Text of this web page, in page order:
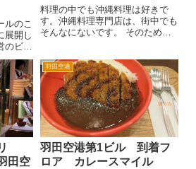
ルのこ
展開し
ビー
屋に
とか
での時
れくら
もこ
料理の中でも沖縄料理は好きで
す。沖縄料理専門店は、街中でも
そんなにないです。 そのため沖
ます。 ここ海人酒房さんは、
東京駅八重洲地下街の中にある沖
縄料理専門店です。八重洲地下街
で...
田空
羽田空港
羽田空港第1ビル 到着フ
ロア カレースマイル